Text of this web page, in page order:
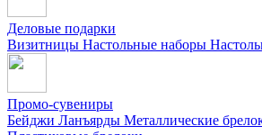
Деловые подарки
Визитницы Настольные наборы
Промо-сувениры
Бейджи Ланъярды Металлические